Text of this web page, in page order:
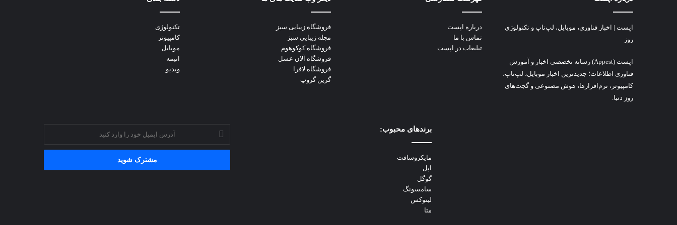
اپست | اخبار فناوری، موبایل، لپ‌تاپ و تکنولوژی
روز
اپست (Appest) رسانه تخصصی اخبار و آموزش
فناوری اطلاعات؛ جدیدترین اخبار موبایل، لپ‌تاپ،
کامپیوتر، نرم‌افزارها، هوش مصنوعی و گجت‌های
روز دنیا.
درباره اپست
تماس با ما
تبلیغات در اپست
فروشگاه زیبایی سبز
مجله زیبایی سبز
فروشگاه کوکوهوم
فروشگاه آلان عسل
فروشگاه لافرا
گرین گروپ
تکنولوژی
کامپیوتر
موبایل
انیمه
ویدیو
برندهای محبوب:
مایکروسافت
اپل
گوگل
سامسونگ
لینوکس
متا
آدرس
خود
وارد